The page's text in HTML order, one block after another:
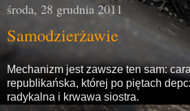
środa, 28 grudnia 2011
Samodzierżawie
Mechanizm jest zawsze ten sam:
republikańska, której po piętach
radykalna i krwawa siostra.